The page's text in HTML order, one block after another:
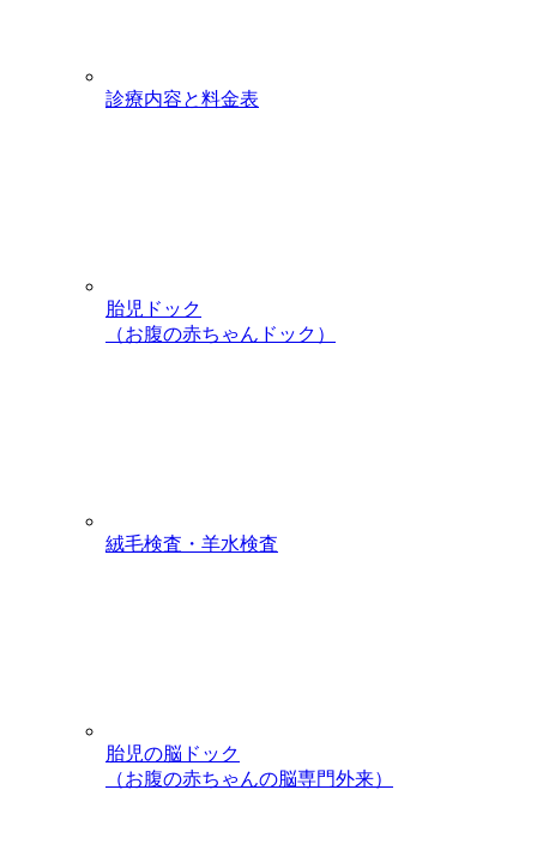
診療内容と料金表
胎児ドック
（お腹の赤ちゃんドック）
絨毛検査・羊水検査
胎児の脳ドック
（お腹の赤ちゃんの脳専門外来）